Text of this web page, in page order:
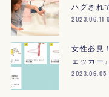
ハグされ
2023.06.11
女性必見
ェッカー』
2023.06.05